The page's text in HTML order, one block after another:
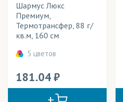
Деко Лайтбокс
Декотекс(ткани)
Дешайн(ткани)
Дисплей(ткани)
Шармус Люкс
Премиум,
Термотрансфер, 88 г/
кв.м, 160 см
5 цветов
181.04